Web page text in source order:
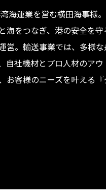
海運業を営む横田海事様
海をつなぎ、港の安全を
営。輸送事業では、多様
自社機材とプロ人材のア
お客様のニーズを叶える